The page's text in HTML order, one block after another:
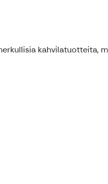
kahvilatuotteita,